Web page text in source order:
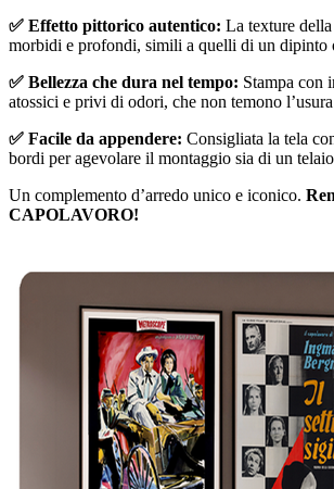
✅ Effetto pittorico autentico: La texture
morbidi e profondi, simili a quelli di un dipinto
✅ Bellezza che dura nel tempo: Stampa con
atossici e privi di odori, che non temono
✅ Facile da appendere: Consigliata la tela
bordi per agevolare il montaggio sia di un
Un complemento d’arredo unico e iconico.
CAPOLAVORO!